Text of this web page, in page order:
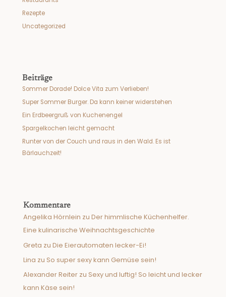
Rezepte
Uncategorized
Beiträge
Sommer Dorade! Dolce Vita zum Verlieben!
Super Sommer Burger. Da kann keiner widerstehen
Ein Erdbeergruß von Kuchenengel
Spargelkochen leicht gemacht
Runter von der Couch und raus in den Wald. Es ist
Bärlauchzeit!
Kommentare
Angelika Hörnlein zu Der himmlische Küchenhelfer.
Eine kulinarische Weihnachtsgeschichte
Greta zu Die Eierautomaten lecker-Ei!
Lina zu So super sexy kann Gemüse sein!
Alexander Reiter zu Sexy und luftig! So leicht und lecker
kann Käse sein!